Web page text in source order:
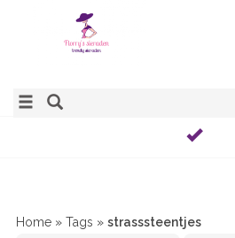
Home » Tags » strasssteentjes